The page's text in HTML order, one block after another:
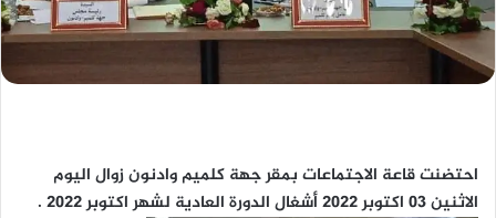
احتضنت قاعة الاجتماعات بمقر جهة كلميم وادنون زوال اليوم
الاثنين 03 اكتوبر 2022 أشغال الدورة العادية لشهر اكتوبر 2022 .